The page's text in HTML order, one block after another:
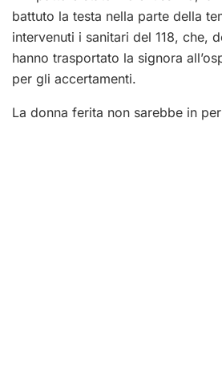
battuto la testa nella parte della
intervenuti i sanitari del 118, che,
hanno trasportato la signora
per gli accertamenti.
La donna ferita non sarebbe in